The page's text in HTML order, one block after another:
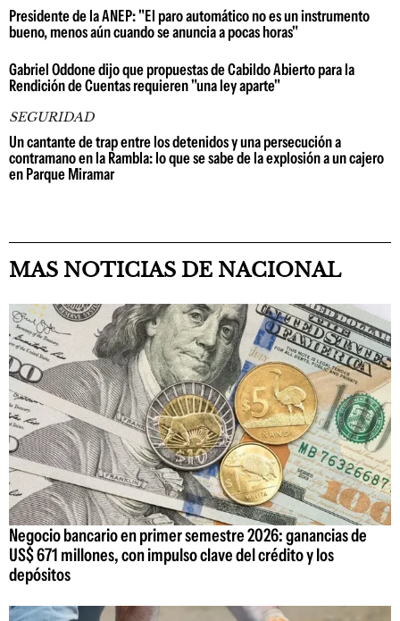
Presidente de la ANEP: "El paro automático no es un instrumento
bueno, menos aún cuando se anuncia a pocas horas"
Gabriel Oddone dijo que propuestas de Cabildo Abierto para la
Rendición de Cuentas requieren "una ley aparte"
SEGURIDAD
Un cantante de trap entre los detenidos y una persecución a
contramano en la Rambla: lo que se sabe de la explosión a un cajero
en Parque Miramar
MAS NOTICIAS DE NACIONAL
Negocio bancario en primer semestre 2026: ganancias de
US$ 671 millones, con impulso clave del crédito y los
depósitos